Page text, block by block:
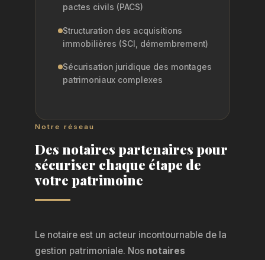
pactes civils (PACS)
Structuration des acquisitions
immobilières (SCI, démembrement)
Sécurisation juridique des montages
patrimoniaux complexes
Notre réseau
Des notaires partenaires pour
sécuriser chaque étape de
votre patrimoine
Le notaire est un acteur incontournable de la
gestion patrimoniale. Nos notaires